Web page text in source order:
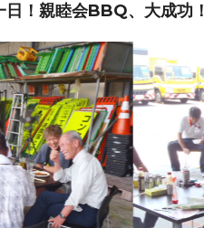
！親睦会BBQ、大成功！